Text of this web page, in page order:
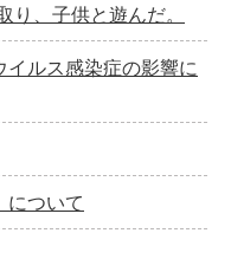
、子供と遊んだ。
ルス感染症の影響に
について